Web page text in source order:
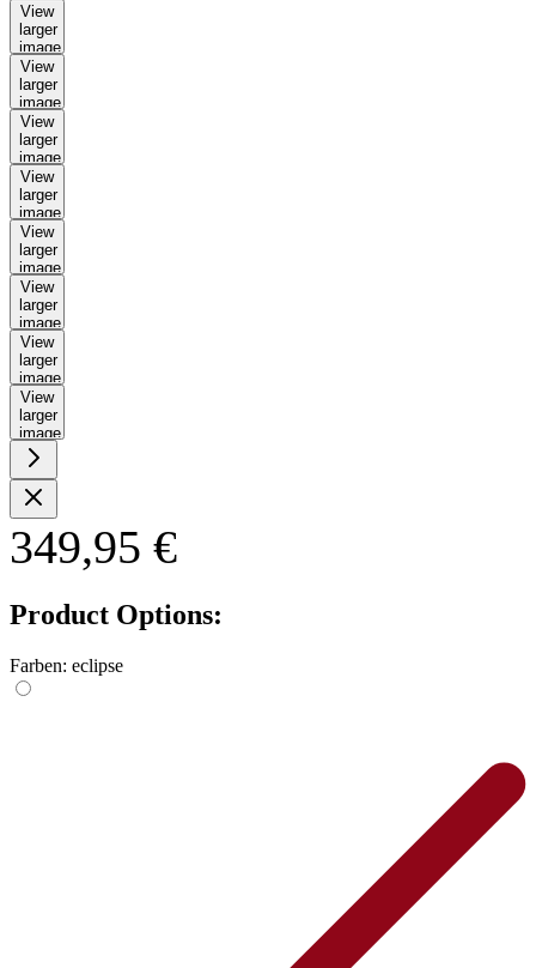
View
larger
image
View
larger
image
View
larger
image
View
larger
image
View
larger
image
View
larger
image
View
larger
image
View
larger
image
349,95 €
Product Options:
Farben: eclipse